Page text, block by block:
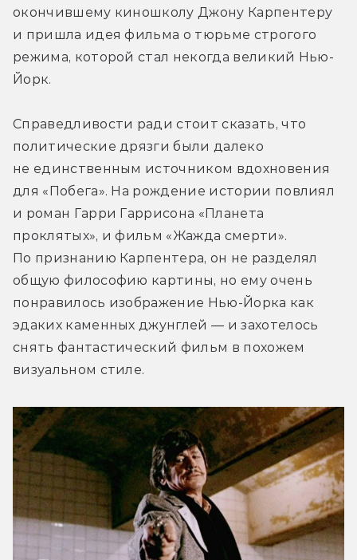
окончившему киношколу Джону Карпентеру
и пришла идея фильма о тюрьме строгого
режима, которой стал некогда великий Нью-
Йорк.
Справедливости ради стоит сказать, что
политические дрязги были далеко
не единственным источником вдохновения
для «Побега». На рождение истории повлиял
и роман Гарри Гаррисона «Планета
проклятых», и фильм «Жажда смерти».
По признанию Карпентера, он не разделял
общую философию картины, но ему очень
понравилось изображение Нью-Йорка как
эдаких каменных джунглей — и захотелось
снять фантастический фильм в похожем
визуальном стиле.